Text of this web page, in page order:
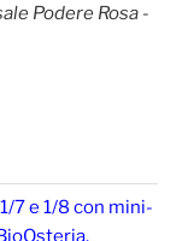
Podere Rosa -
7 e 1/8 con mini-